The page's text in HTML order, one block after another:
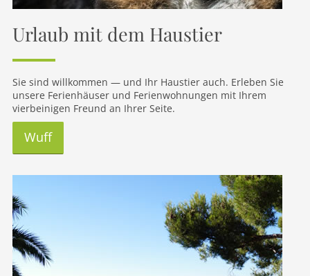
Urlaub mit dem Haustier
Sie sind willkommen — und Ihr Haustier auch. Erleben Sie
unsere Ferienhäuser und Ferienwohnungen mit Ihrem
vierbeinigen Freund an Ihrer Seite.
Wuff